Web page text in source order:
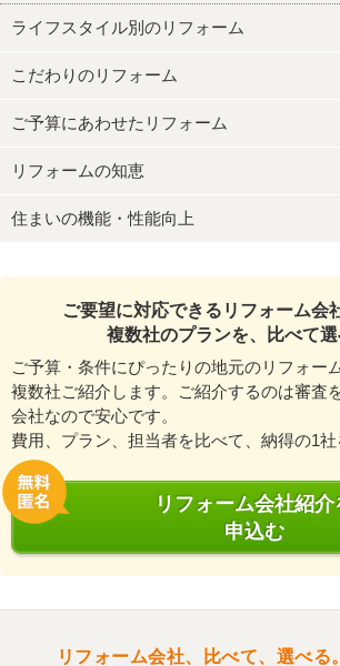
ライフスタイル別のリフォーム
こだわりのリフォーム
ご予算にあわせたリフォーム
リフォームの知恵
住まいの機能・性能向上
ご要望に対応できるリフォーム会
複数社のプランを、比べて選
ご予算・条件にぴったりの地元のリフォー
複数社ご紹介します。ご紹介するのは審査
会社なので安心です。
費用、プラン、担当者を比べて、納得の1社
リフォーム会社紹介
申込む
リフォーム会社、比べて、選べる